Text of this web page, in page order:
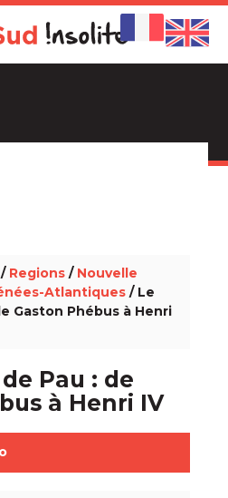
/ Regions / Nouvelle
Atlantiques / Le
Gaston Phébus à Henri
Pau : de
à Henri IV